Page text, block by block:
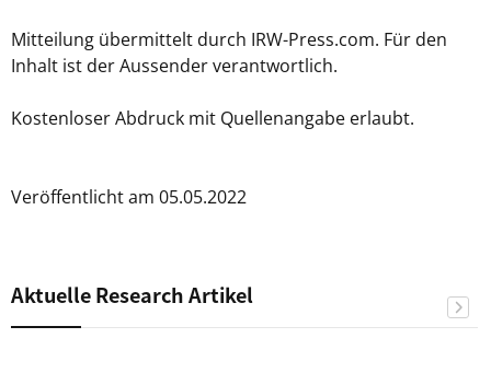
Mitteilung übermittelt durch IRW-Press.com. Für den
Inhalt ist der Aussender verantwortlich.
Kostenloser Abdruck mit Quellenangabe erlaubt.
Veröffentlicht am 05.05.2022
Aktuelle Research Artikel